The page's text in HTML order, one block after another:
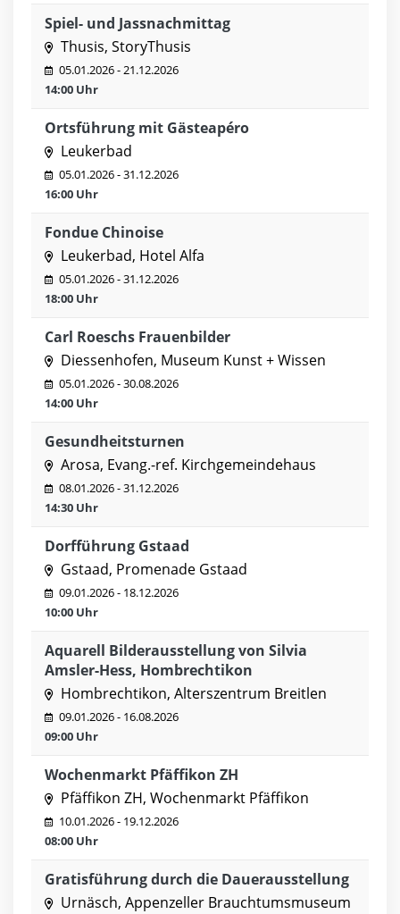
Spiel- und Jassnachmittag
Thusis, StoryThusis
05.01.2026 - 21.12.2026
14:00 Uhr
Ortsführung mit Gästeapéro
Leukerbad
05.01.2026 - 31.12.2026
16:00 Uhr
Fondue Chinoise
Leukerbad, Hotel Alfa
05.01.2026 - 31.12.2026
18:00 Uhr
Carl Roeschs Frauenbilder
Diessenhofen, Museum Kunst + Wissen
05.01.2026 - 30.08.2026
14:00 Uhr
Gesundheitsturnen
Arosa, Evang.-ref. Kirchgemeindehaus
08.01.2026 - 31.12.2026
14:30 Uhr
Dorfführung Gstaad
Gstaad, Promenade Gstaad
09.01.2026 - 18.12.2026
10:00 Uhr
Aquarell Bilderausstellung von Silvia
Amsler-Hess, Hombrechtikon
Hombrechtikon, Alterszentrum Breitlen
09.01.2026 - 16.08.2026
09:00 Uhr
Wochenmarkt Pfäffikon ZH
Pfäffikon ZH, Wochenmarkt Pfäffikon
10.01.2026 - 19.12.2026
08:00 Uhr
Gratisführung durch die Dauerausstellung
Urnäsch, Appenzeller Brauchtumsmuseum